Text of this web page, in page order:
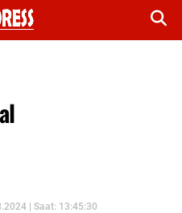
| Saat: 13:45:30